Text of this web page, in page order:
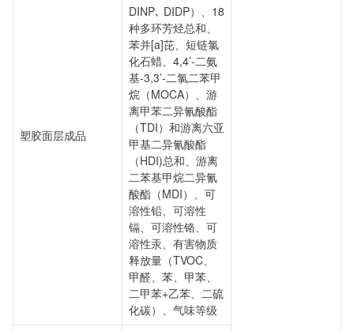
塑胶面层成品
DINP､ DIDP）、18
种多环芳烃总和、
苯并[a]芘、短链氯
化石蜡、4,4’-二氨
基-3,3’-二氯二苯甲
烷（MOCA）、游
离甲苯二异氰酸酯
（TDI）和游离六亚
甲基二异氰酸酯
（HDI)总和、游离
二苯基甲烷二异氰
酸酯（MDI）、可
溶性铅、可溶性
镉、可溶性铬、可
溶性汞、有害物质
释放量（TVOC、
甲醛、苯、甲苯、
二甲苯+乙苯、二硫
化碳）、气味等级